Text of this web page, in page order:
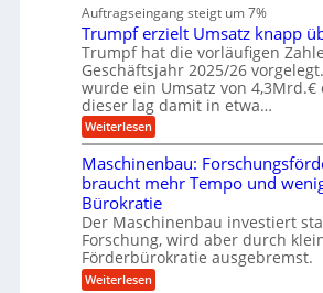
e
n
b
a
u
a
u
f
e
n
f
ü
h
r
u
n
g
e
n
B
S
C
L
w
e
i
r
t
u
n
g
s
f
r
e
e
s
H
y
b
r
i
d
Auftragseingang steigt um 7%
Trumpf erzielt Umsatz knapp
Trumpf hat die vorläufigen
Geschäftsjahr 2025/26
wurde ein Umsatz von 4,3Mrd.€
dieser lag damit in etwa…
Weiterlesen:
T
u
m
p
f
e
r
z
i
Maschinenbau:
braucht mehr Tempo und
Bürokratie
Der Maschinenbau investiert
Forschung, wird aber durch
Förderbürokratie ausgebremst.
Weiterlesen: